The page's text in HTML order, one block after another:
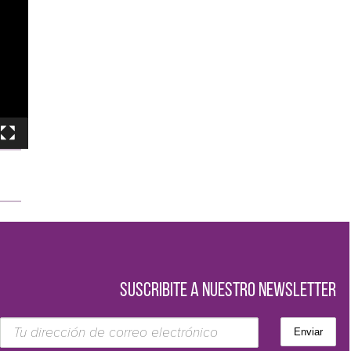
SUSCRIBITE A NUESTRO NEWSLETTER